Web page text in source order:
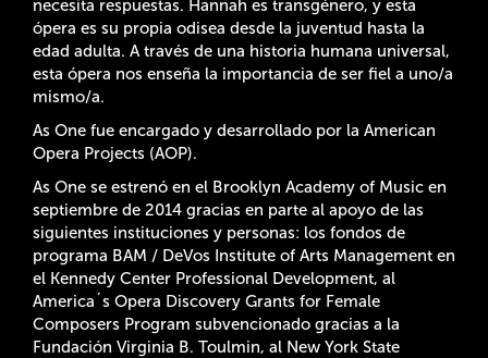
necesita respuestas. Hannah es transgénero, y esta
ópera es su propia odisea desde la juventud hasta la
edad adulta. A través de una historia humana universal,
esta ópera nos enseña la importancia de ser fiel a uno/a
mismo/a.
As One fue encargado y desarrollado por la American
Opera Projects (AOP).
As One se estrenó en el Brooklyn Academy of Music en
septiembre de 2014 gracias en parte al apoyo de las
siguientes instituciones y personas: los fondos de
programa BAM / DeVos Institute of Arts Management en
el Kennedy Center Professional Development, al
America´s Opera Discovery Grants for Female
Composers Program subvencionado gracias a la
Fundación Virginia B. Toulmin, al New York State